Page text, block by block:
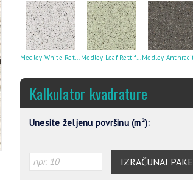
Medley White Rettificato 60X60 Medley Leaf Rettificato 60X60
Kalkulator kvadrature
Unesite željenu površinu (m²):
IZRAČUNAJ